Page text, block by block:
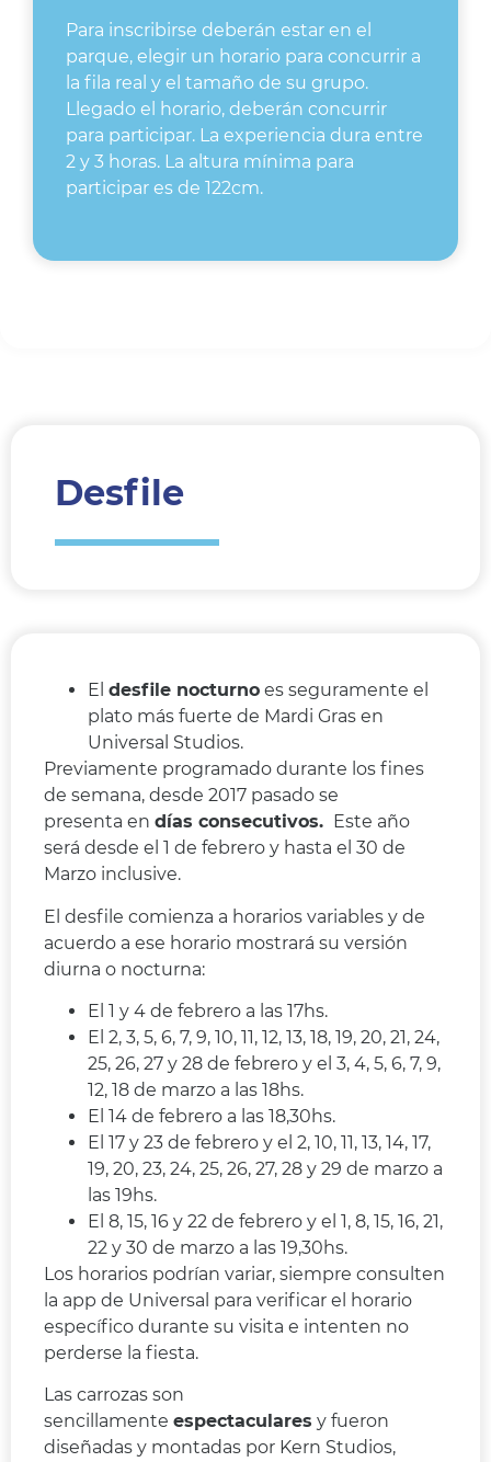
Para inscribirse deberán estar en el
parque, elegir un horario para concurrir a
la fila real y el tamaño de su grupo.
Llegado el horario, deberán concurrir
para participar. La experiencia dura entre
2 y 3 horas. La altura mínima para
participar es de 122cm.
Desfile
El desfile nocturno es seguramente el
plato más fuerte de Mardi Gras en
Universal Studios.
Previamente programado durante los fines
de semana, desde 2017 pasado se
presenta en días consecutivos.
Este año
será desde el 1 de febrero y hasta el 30 de
Marzo inclusive.
El desfile comienza a horarios variables y de
acuerdo a ese horario mostrará su versión
diurna o nocturna:
El 1 y 4 de febrero a las 17hs.
El 2, 3, 5, 6, 7, 9, 10, 11, 12, 13, 18, 19, 20, 21, 24,
25, 26, 27 y 28 de febrero y el 3, 4, 5, 6, 7, 9,
12, 18 de marzo a las 18hs.
El 14 de febrero a las 18,30hs.
El 17 y 23 de febrero y el 2, 10, 11, 13, 14, 17,
19, 20, 23, 24, 25, 26, 27, 28 y 29 de marzo a
las 19hs.
El 8, 15, 16 y 22 de febrero y el 1, 8, 15, 16, 21,
22 y 30 de marzo a las 19,30hs.
Los horarios podrían variar, siempre consulten
la app de Universal para verificar el horario
específico durante su visita e intenten no
perderse la fiesta.
Las carrozas son
sencillamente espectaculares y fueron
diseñadas y montadas por Kern Studios,